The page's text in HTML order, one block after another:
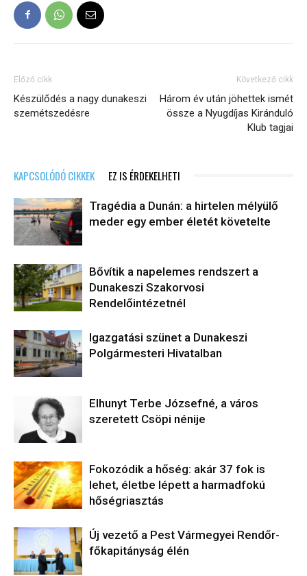
Előző cikk
Készülődés a nagy dunakeszi
szemétszedésre
Következő cikk
Három év után jöhettek ismét
össze a Nyugdíjas Kiránduló
Klub tagjai
KAPCSOLÓDÓ CIKKEK EZ IS ÉRDEKELHETI
Tragédia a Dunán: a hirtelen mélyülő
meder egy ember életét követelte
Bővítik a napelemes rendszert a
Dunakeszi Szakorvosi
Rendelőintézetnél
Igazgatási szünet a Dunakeszi
Polgármesteri Hivatalban
Elhunyt Terbe Józsefné, a város
szeretett Csöpi nénije
Fokozódik a hőség: akár 37 fok is
lehet, életbe lépett a harmadfokú
hőségriasztás
Új vezető a Pest Vármegyei Rendőr-
főkapitányság élén